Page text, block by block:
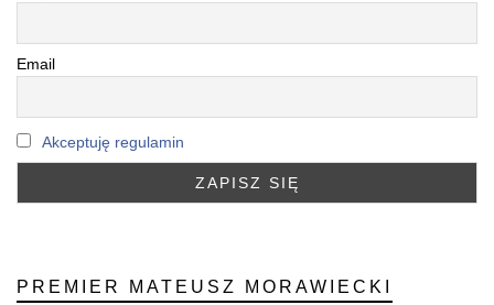
Email
Akceptuję regulamin
PREMIER MATEUSZ MORAWIECKI